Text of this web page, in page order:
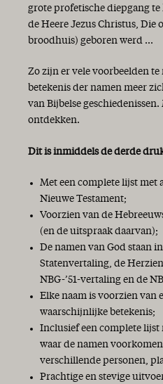
grote profetische diepgang
de Heere Jezus Christus, Die
broodhuis) geboren werd ...
Zo zijn er vele voorbeelden te
betekenis der namen meer
van Bijbelse
ontdekken.
Dit is inmiddels de derde
Met een complete lijst met
Nieuwe Testament;
Voorzien van de
(en de uitspraak daarvan);
De namen van God staan
Statenvertaling, de
NBG-’51-vertaling en de
Elke naam is voorzien van
waarschijnlijke betekenis;
Inclusief een complete lijst
waar de namen
verschillende personen,
Prachtige en stevige